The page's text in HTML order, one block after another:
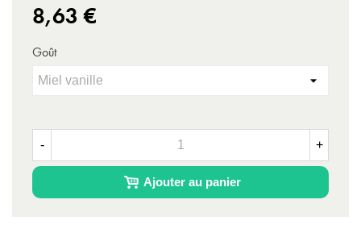
8,63 €
- +
Ajouter au panier
Goût